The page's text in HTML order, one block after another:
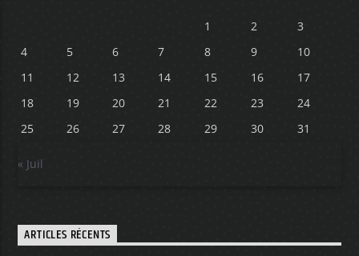
Yellow Party
1 2
3
4
5 6 7 8 9
10
11
12 13 14 15 16
17
18
19 20 21 22 23
24
25
26 27 28 29 30 31
« Juil
ARTICLES RÉCENTS